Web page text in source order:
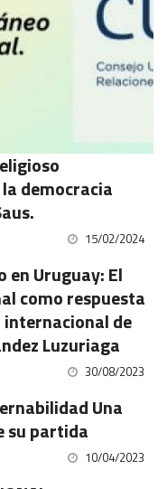
democracia
15/02/2024
en Uruguay: El
como respuesta
de
Luzuriaga
30/08/2023
Una
su partida
10/04/2023